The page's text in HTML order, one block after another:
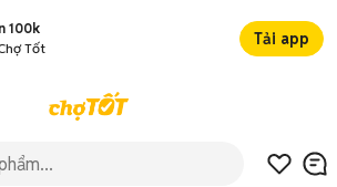
100k
Tốt
Tải app